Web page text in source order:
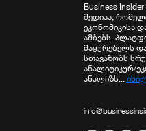
Business
მედიაა,
ეკონომიკისა
ამბებს.
მაყურებელს
სთავაზობს
ანალიტიკურ/
ანალიზს...